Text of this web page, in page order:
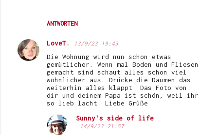
ANTWORTEN
LoveT. 13/9/23 19:43
Die Wohnung wird nun schon etwas
gemütlicher. Wenn mal Boden und Fliesen
gemacht sind schaut alles schon viel
wohnlicher aus. Drücke die Daumen das
weiterhin alles klappt. Das Foto von
dir und deinem Papa ist schön, weil ihr
so lieb lacht. Liebe Grüße
Sunny's side of life
14/9/23 21:57